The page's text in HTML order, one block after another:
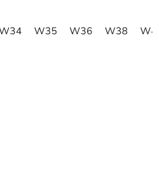
W35 W36 W38